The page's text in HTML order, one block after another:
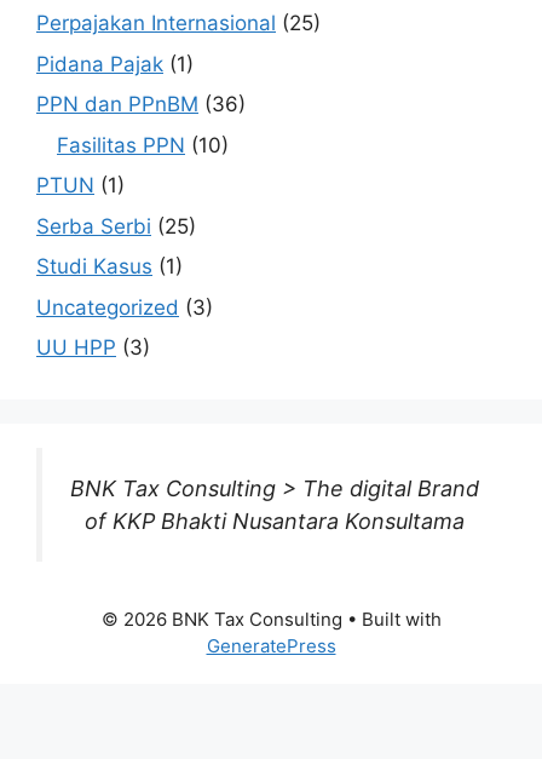
Perpajakan Internasional (25)
Pidana Pajak (1)
PPN dan PPnBM (36)
Fasilitas PPN (10)
PTUN (1)
Serba Serbi (25)
Studi Kasus (1)
Uncategorized (3)
UU HPP (3)
BNK Tax Consulting > The digital Brand
of KKP Bhakti Nusantara Konsultama
© 2026 BNK Tax Consulting • Built with
GeneratePress